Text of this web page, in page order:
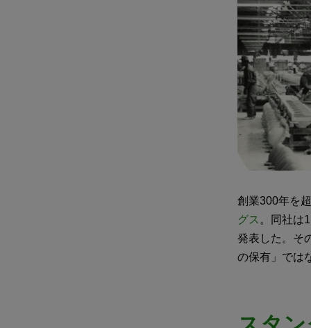
創業300年を
グス 。同社は
発表した。そ
の保有」では